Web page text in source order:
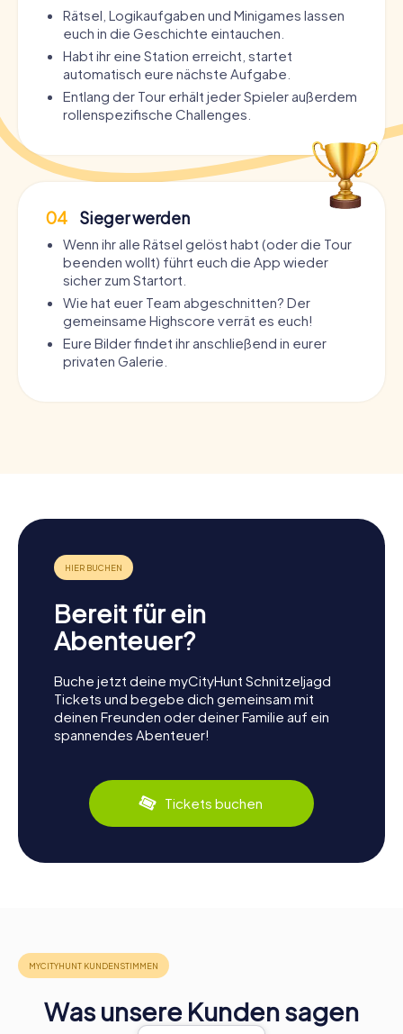
Rätsel, Logikaufgaben und Minigames lassen
euch in die Geschichte eintauchen.
Habt ihr eine Station erreicht, startet
automatisch eure nächste Aufgabe.
Entlang der Tour erhält jeder Spieler außerdem
rollenspezifische Challenges.
04 Sieger werden
Wenn ihr alle Rätsel gelöst habt (oder die Tour
beenden wollt) führt euch die App wieder
sicher zum Startort.
Wie hat euer Team abgeschnitten? Der
gemeinsame Highscore verrät es euch!
Eure Bilder findet ihr anschließend in eurer
privaten Galerie.
Bereit für ein
Abenteuer?
Buche jetzt deine myCityHunt Schnitzeljagd
Tickets und begebe dich gemeinsam mit
deinen Freunden oder deiner Familie auf ein
spannendes Abenteuer!
Tickets buchen
Was unsere Kunden sagen